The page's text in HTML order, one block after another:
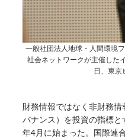
一般社団法人地球・人間環境
社会ネットワークが主催した
日、東京
財務情報ではなく非財務
バナンス）を投資の指標
年4月に始まった。国際連